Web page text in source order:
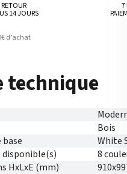
RETOUR
14 JOURS
7
d’achat
technique
Bois
base
White
disponible(s)
8
HxLxE (mm)